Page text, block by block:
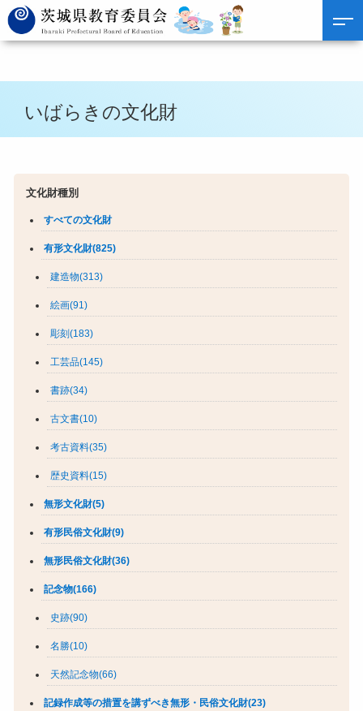
いばらきの文化財
文化財種別
すべての文化財
有形文化財(825)
建造物(313)
絵画(91)
彫刻(183)
工芸品(145)
書跡(34)
古文書(10)
考古資料(35)
歴史資料(15)
無形文化財(5)
有形民俗文化財(9)
無形民俗文化財(36)
記念物(166)
史跡(90)
名勝(10)
天然記念物(66)
記録作成等の措置を講ずべき無形・民俗文化財(23)